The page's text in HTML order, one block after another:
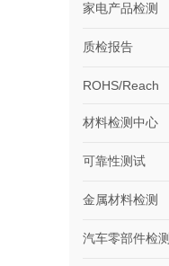
家电产品检测
质检报告
ROHS/Reach
材料检测中心
可靠性测试
金属材料检测
汽车零部件检测